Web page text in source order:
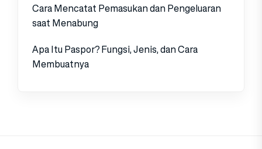
Cara Mencatat Pemasukan dan Pengeluaran
saat Menabung
Apa Itu Paspor? Fungsi, Jenis, dan Cara
Membuatnya